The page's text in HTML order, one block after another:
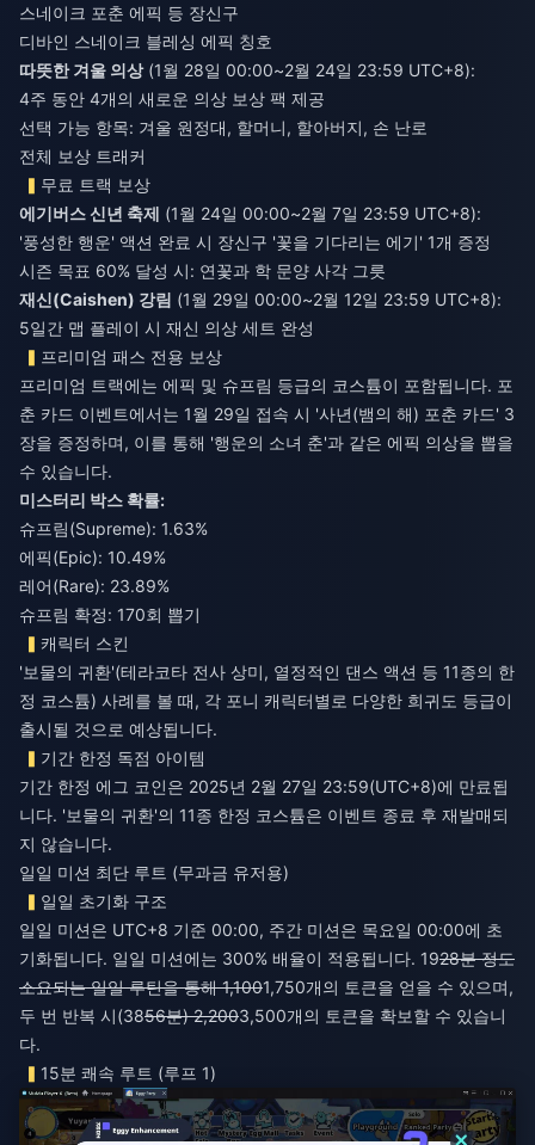
스네이크 포춘 에픽 등 장신구
디바인 스네이크 블레싱 에픽 칭호
따뜻한 겨울 의상(1월 28일 00:00~2월 24일 23:59 UTC+8):
4주 동안 4개의 새로운 의상 보상 팩 제공
선택 가능 항목: 겨울 원정대, 할머니, 할아버지, 손 난로
전체 보상 트래커
무료 트랙 보상
에기버스 신년 축제 (1월 24일 00:00~2월 7일 23:59 UTC+8):
'풍성한 행운' 액션 완료 시 장신구 '꽃을 기다리는 에기' 1개 증정
시즌 목표 60% 달성 시: 연꽃과 학 문양 사각 그릇
재신(Caishen) 강림 (1월 29일 00:00~2월 12일 23:59 UTC+8):
5일간 맵 플레이 시 재신 의상 세트 완성
프리미엄 패스 전용 보상
프리미엄 트랙에는 에픽 및 슈프림 등급의 코스튬이 포함됩니다. 포
춘 카드 이벤트에서는 1월 29일 접속 시 '사년(뱀의 해) 포춘 카드' 3
장을 증정하며, 이를 통해 '행운의 소녀 춘'과 같은 에픽 의상을 뽑을
수 있습니다.
미스터리 박스 확률:
슈프림(Supreme): 1.63%
에픽(Epic): 10.49%
레어(Rare): 23.89%
슈프림 확정: 170회 뽑기
캐릭터 스킨
'보물의 귀환'(테라코타 전사 상미, 열정적인 댄스 액션 등 11종의 한
정 코스튬) 사례를 볼 때, 각 포니 캐릭터별로 다양한 희귀도 등급이
출시될 것으로 예상됩니다.
기간 한정 독점 아이템
기간 한정 에그 코인은 2025년 2월 27일 23:59(UTC+8)에 만료됩
니다. '보물의 귀환'의 11종 한정 코스튬은 이벤트 종료 후 재발매되
지 않습니다.
일일 미션 최단 루트 (무과금 유저용)
일일 초기화 구조
일일 미션은 UTC+8 기준 00:00, 주간 미션은 목요일 00:00에 초
기화됩니다. 일일 미션에는 300% 배율이 적용됩니다. 1928분 정도
소요되는 일일 루틴을 통해 1,1001,750개의 토큰을 얻을 수 있으며,
두 번 반복 시(3856분) 2,2003,500개의 토큰을 확보할 수 있습니
다.
15분 쾌속 루트 (루프 1)